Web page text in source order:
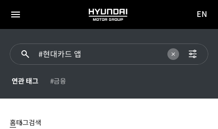
전체
HYUNDAI
MOTOR
이동
EN
연관 태그 #금융
홈태그검색